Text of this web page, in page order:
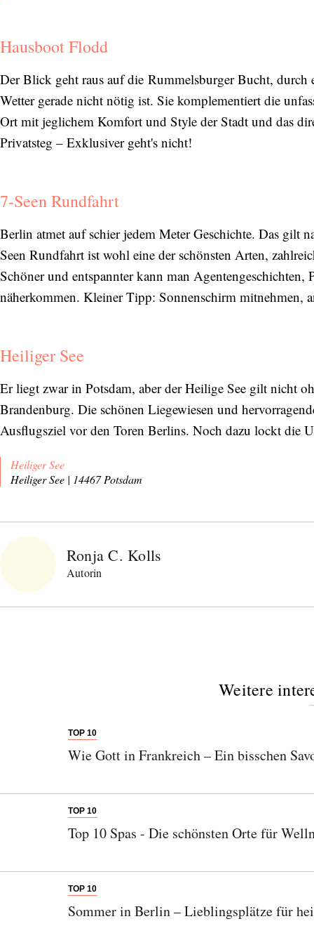
Hausboot Flodd
Der Blick geht raus auf die Rummelsburger Bucht,
Wetter gerade nicht nötig ist. Sie komplementiert die
Ort mit jeglichem Komfort und Style der Stadt und das
Privatsteg – Exklusiver geht's nicht!
7-Seen Rundfahrt
Berlin atmet auf schier jedem Meter Geschichte. Das gilt
Seen Rundfahrt ist wohl eine der schönsten Arten,
Schöner und entspannter kann man
näherkommen. Kleiner Tipp: Sonnenschirm mitnehmen,
Heiliger See
Er liegt zwar in Potsdam, aber der Heilige See gilt nicht
Brandenburg. Die schönen Liegewiesen und
Ausflugsziel vor den Toren Berlins. Noch dazu lockt die
Heiliger See
Heiliger See | 14467 Potsdam
Ronja C. Kolls
Autorin
Weitere
TOP 10
Wie Gott in Frankreich – Ein bisschen
TOP 10
Top 10 Spas - Die schönsten Orte für
TOP 10
Sommer in Berlin – Lieblingsplätze für
Entdecken Sie jede Woche neue schöne
einzigartige Reisen.
neuen Beiträgen. Die
zur Kenntnis genommen und akzeptiere diese.